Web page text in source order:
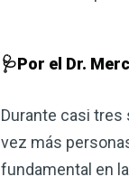
🩺Por el Dr.
Durante casi tres
vez más
fundamental en